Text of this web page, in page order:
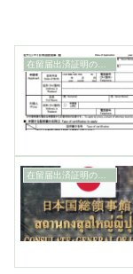
在留届出済証明の取得
在留届出済証明の取得